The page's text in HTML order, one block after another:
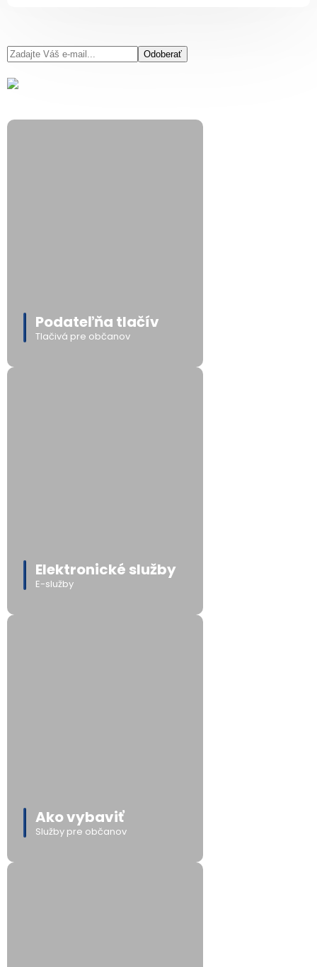
Odoberať
Podateľňa tlačív
Tlačivá pre občanov
Elektronické služby
E-služby
Ako vybaviť
Služby pre občanov